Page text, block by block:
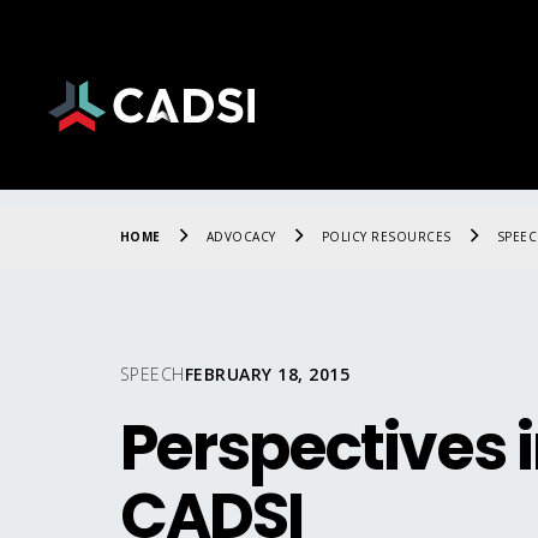
HOME ADVOCACY POLICY RESOURCES
SPEECHFEBRUARY 18, 2015
Perspectives
CADSI